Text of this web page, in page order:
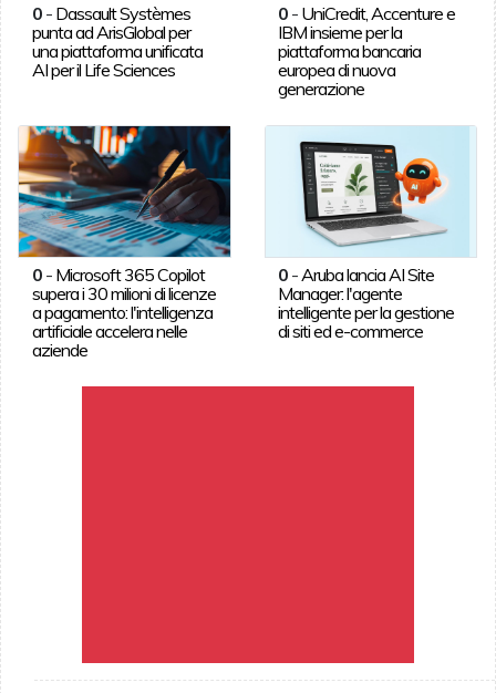
0- Dassault Systèmes
punta ad ArisGlobal per
una piattaforma unificata
AI per il Life Sciences
0 - UniCredit, Accenture e
IBM insieme per la
piattaforma bancaria
europea di nuova
generazione
0- Microsoft 365 Copilot
supera i 30 milioni di licenze
a pagamento: l'intelligenza
artificiale accelera nelle
aziende
0 - Aruba lancia AI Site
Manager: l'agente
intelligente per la gestione
di siti ed e-commerce